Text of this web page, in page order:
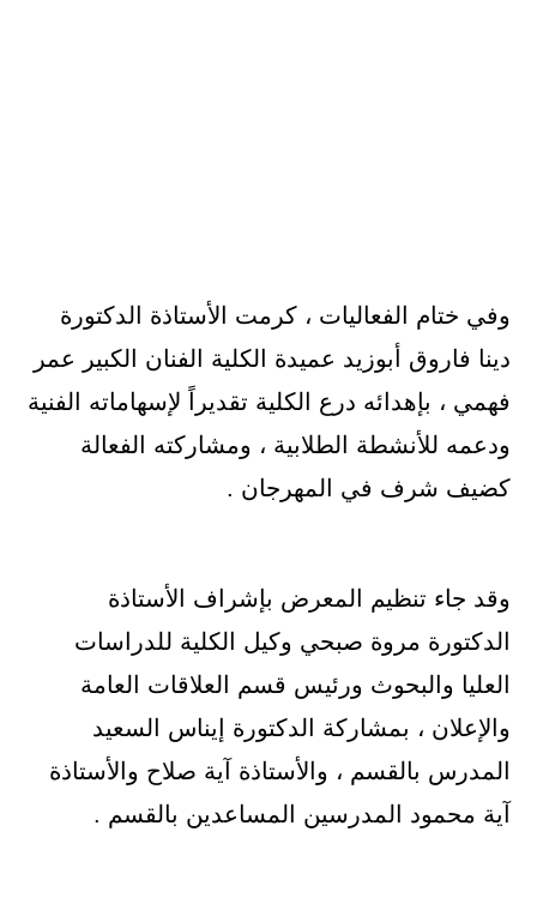
وفي ختام الفعاليات ، كرمت الأستاذة الدكتورة
دينا فاروق أبوزيد عميدة الكلية الفنان الكبير عمر
فهمي ، بإهدائه درع الكلية تقديراً لإسهاماته الفنية
ودعمه للأنشطة الطلابية ، ومشاركته الفعالة
كضيف شرف في المهرجان .
وقد جاء تنظيم المعرض بإشراف الأستاذة
الدكتورة مروة صبحي وكيل الكلية للدراسات
العليا والبحوث ورئيس قسم العلاقات العامة
والإعلان ، بمشاركة الدكتورة إيناس السعيد
المدرس بالقسم ، والأستاذة آية صلاح والأستاذة
آية محمود المدرسين المساعدين بالقسم .